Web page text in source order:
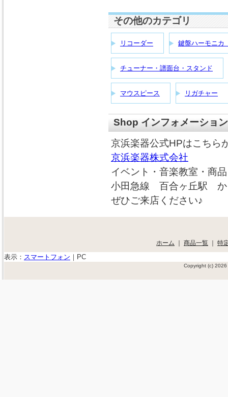
その他のカテゴリ
リコーダー 鍵盤ハーモニ
チューナー・譜面台・スタンド
マウスピース リガチャー
Shop インフォメーション
京浜楽器公式HPはこちら
京浜楽器株式会社
イベント・音楽教室・商
小田急線 百合ヶ丘駅 か
ぜひご来店ください♪
ホーム ｜ 商品一覧 ｜ 特
表示： スマートフォン ｜ PC
Copyright (c)